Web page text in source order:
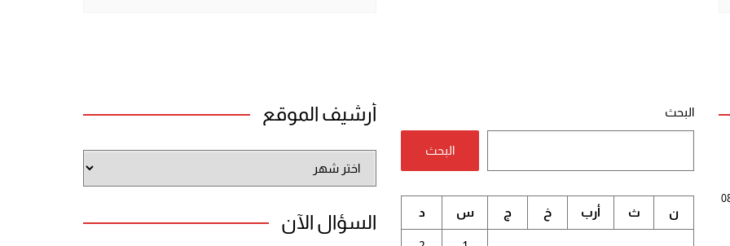
البحث
البحث
ن ث أرب خ ج س د
أرشيف الموقع
الموقع
السؤال الآن